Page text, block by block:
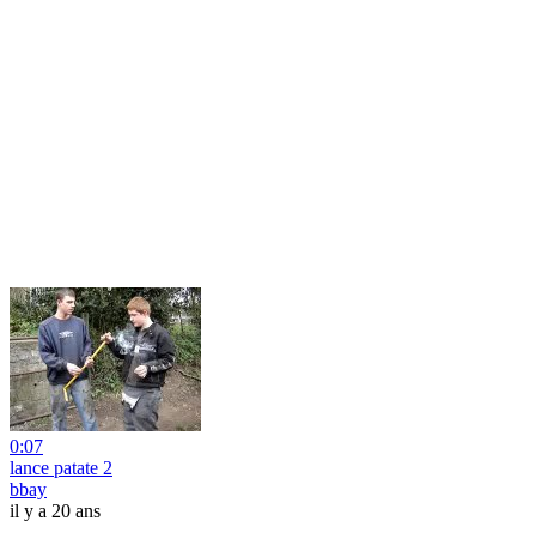
0:07
lance patate 2
bbay
il y a 20 ans